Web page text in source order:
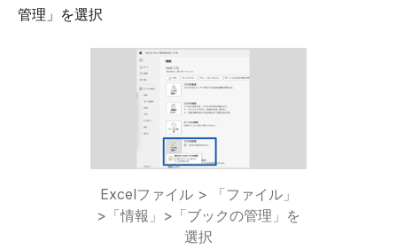
管理」を選択
Excelファイル > 「ファイル」
>「情報」>「ブックの管理」を
選択